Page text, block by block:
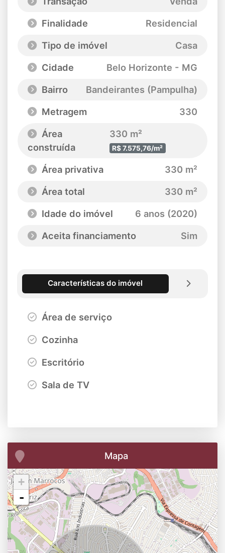
Finalidade
Residencial
Tipo de imóvel
Casa
Cidade
Belo Horizonte - MG
Bairro
Bandeirantes (Pampulha)
Metragem
330
Área
construída
330 m²
R$ 7.575,76/m²
Área privativa
330 m²
Área total
330 m²
Idade do imóvel
6 anos (2020)
Aceita financiamento
Sim
Características do imóvel
Área de serviço
Cozinha
Escritório
Sala de TV
Mapa
+
-